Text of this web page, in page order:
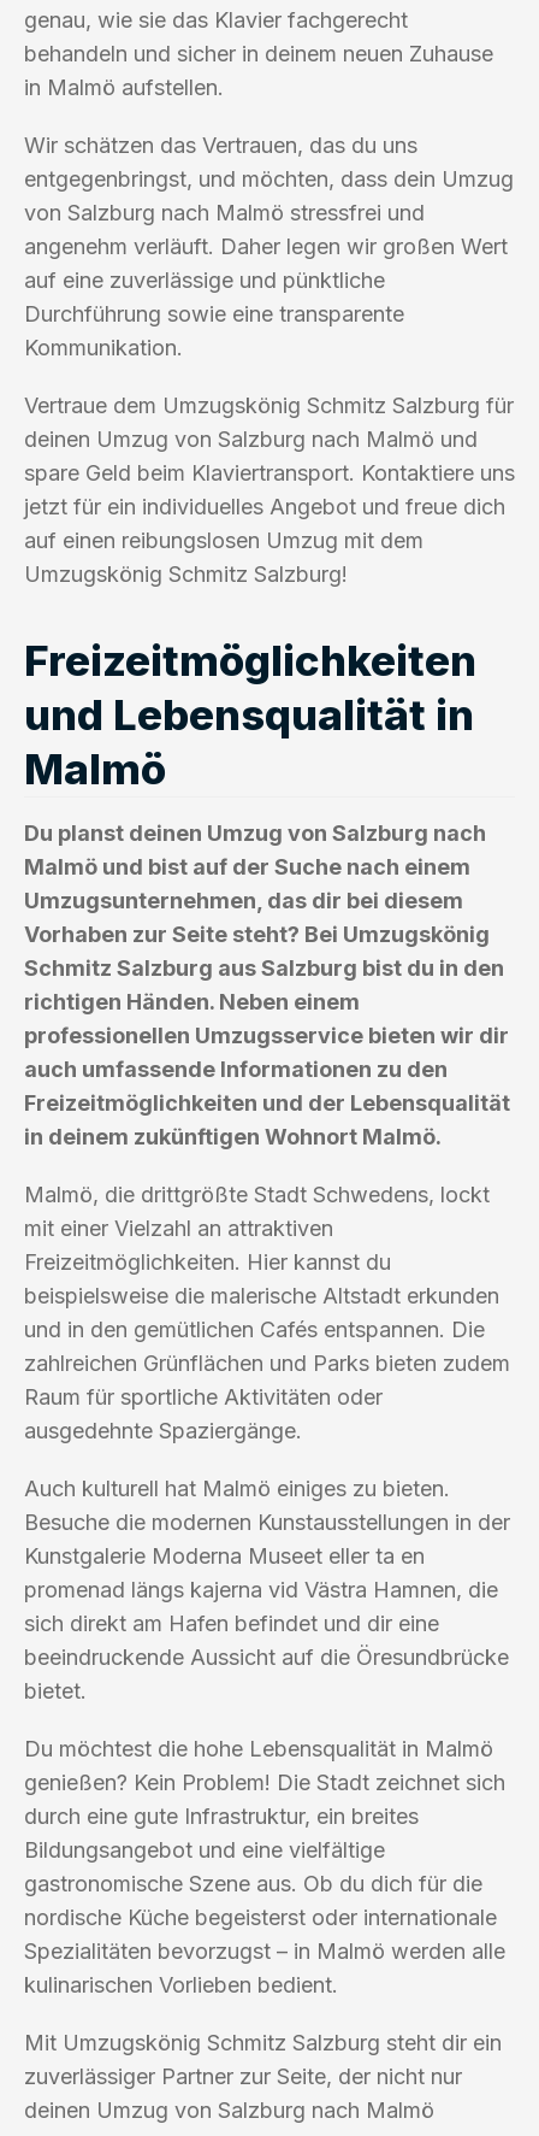
genau, wie sie das Klavier fachgerecht
behandeln und sicher in deinem neuen Zuhause
in Malmö aufstellen.
Wir schätzen das Vertrauen, das du uns
entgegenbringst, und möchten, dass dein Umzug
von Salzburg nach Malmö stressfrei und
angenehm verläuft. Daher legen wir großen Wert
auf eine zuverlässige und pünktliche
Durchführung sowie eine transparente
Kommunikation.
Vertraue dem Umzugskönig Schmitz Salzburg für
deinen Umzug von Salzburg nach Malmö und
spare Geld beim Klaviertransport. Kontaktiere uns
jetzt für ein individuelles Angebot und freue dich
auf einen reibungslosen Umzug mit dem
Umzugskönig Schmitz Salzburg!
Freizeitmöglichkeiten
und Lebensqualität in
Malmö
Du planst deinen Umzug von Salzburg nach
Malmö und bist auf der Suche nach einem
Umzugsunternehmen, das dir bei diesem
Vorhaben zur Seite steht? Bei Umzugskönig
Schmitz Salzburg aus Salzburg bist du in den
richtigen Händen. Neben einem
professionellen Umzugsservice bieten wir dir
auch umfassende Informationen zu den
Freizeitmöglichkeiten und der Lebensqualität
in deinem zukünftigen Wohnort Malmö.
Malmö, die drittgrößte Stadt Schwedens, lockt
mit einer Vielzahl an attraktiven
Freizeitmöglichkeiten. Hier kannst du
beispielsweise die malerische Altstadt erkunden
und in den gemütlichen Cafés entspannen. Die
zahlreichen Grünflächen und Parks bieten zudem
Raum für sportliche Aktivitäten oder
ausgedehnte Spaziergänge.
Auch kulturell hat Malmö einiges zu bieten.
Besuche die modernen Kunstausstellungen in der
Kunstgalerie Moderna Museet eller ta en
promenad längs kajerna vid Västra Hamnen, die
sich direkt am Hafen befindet und dir eine
beeindruckende Aussicht auf die Öresundbrücke
bietet.
Du möchtest die hohe Lebensqualität in Malmö
genießen? Kein Problem! Die Stadt zeichnet sich
durch eine gute Infrastruktur, ein breites
Bildungsangebot und eine vielfältige
gastronomische Szene aus. Ob du dich für die
nordische Küche begeisterst oder internationale
Spezialitäten bevorzugst – in Malmö werden alle
kulinarischen Vorlieben bedient.
Mit Umzugskönig Schmitz Salzburg steht dir ein
zuverlässiger Partner zur Seite, der nicht nur
deinen Umzug von Salzburg nach Malmö